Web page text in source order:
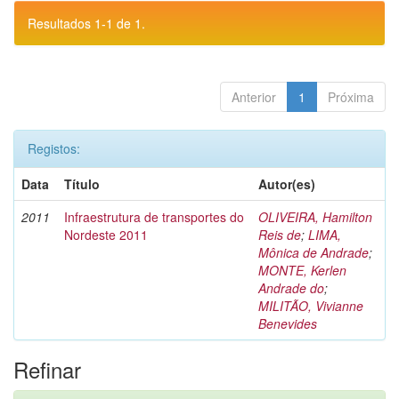
Resultados 1-1 de 1.
Anterior 1 Próxima
Registos:
Data
Título
Autor(es)
2011
Infraestrutura de transportes do
Nordeste 2011
OLIVEIRA, Hamilton
Reis de; LIMA,
Mônica de Andrade;
MONTE, Kerlen
Andrade do;
MILITÃO, Vivianne
Benevides
Refinar